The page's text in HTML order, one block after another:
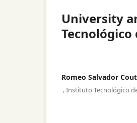
University
Romeo Salvador
,Instituto Tecnológico